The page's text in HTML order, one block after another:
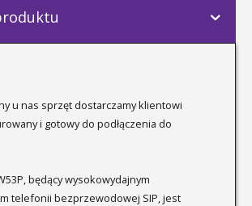
u nas sprzęt dostarczamy klientowi
i gotowy do podłączenia do
będący wysokowydajnym
telefonii bezprzewodowej SIP, jest